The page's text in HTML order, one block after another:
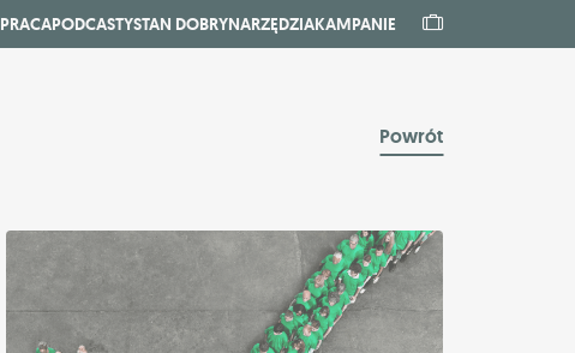
PRACAPODCASTYSTAN DOBRYNARZĘDZIAKAMPANIE
Powrót